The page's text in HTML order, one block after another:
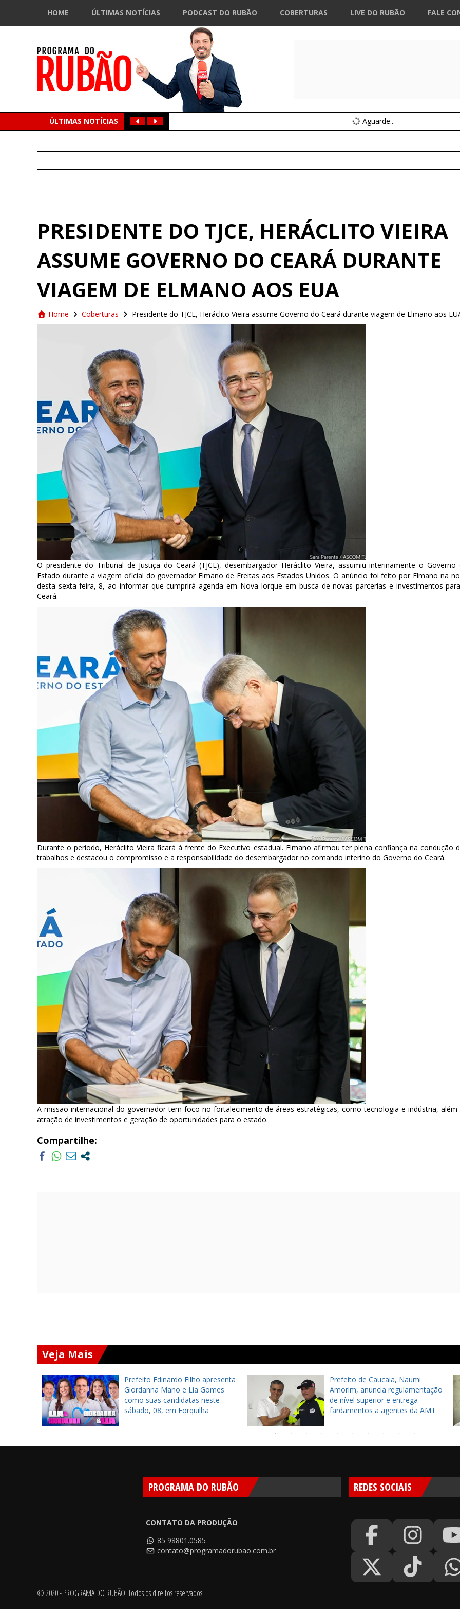
HOME ÚLTIMAS NOTÍCIAS PODCAST DO RUBÃO COBERTURAS LIVE DO RUBÃO FALE
ÚLTIMAS NOTÍCIAS Aguarde...
PRESIDENTE DO TJCE, HERÁCLITO VIEIRA
ASSUME GOVERNO DO CEARÁ DURANTE
VIAGEM DE ELMANO AOS EUA
Home Coberturas Presidente do TJCE, Heráclito Vieira assume Governo do Ceará durante viagem de Elmano aos
O presidente do Tribunal de Justiça do Ceará (TJCE), desembargador Heráclito Vieira, assumiu interinamente o Governo
Estado durante a viagem oficial do governador Elmano de Freitas aos Estados Unidos. O anúncio foi feito por Elmano na
desta sexta-feira, 8, ao informar que cumprirá agenda em Nova Iorque em busca de novas parcerias e investimentos
Ceará.
Durante o período, Heráclito Vieira ficará à frente do Executivo estadual. Elmano afirmou ter plena confiança na condução
trabalhos e destacou o compromisso e a responsabilidade do desembargador no comando interino do Governo do Ceará.
A missão internacional do governador tem foco no fortalecimento de áreas estratégicas, como tecnologia e indústria, além
atração de investimentos e geração de oportunidades para o estado.
Compartilhe:
Veja Mais
Prefeito Edinardo Filho apresenta
Giordanna Mano e Lia Gomes
como suas candidatas neste
sábado, 08, em Forquilha
Prefeito de Caucaia, Naumi
Amorim, anuncia regulamentação
de nível superior e entrega
fardamentos a agentes da AMT
PROGRAMA DO RUBÃO
CONTATO DA PRODUÇÃO
85 98801.0585
contato@programadorubao.com.br
REDES SOCIAIS
© 2020 - PROGRAMA DO RUBÃO. Todos os direitos reservados.